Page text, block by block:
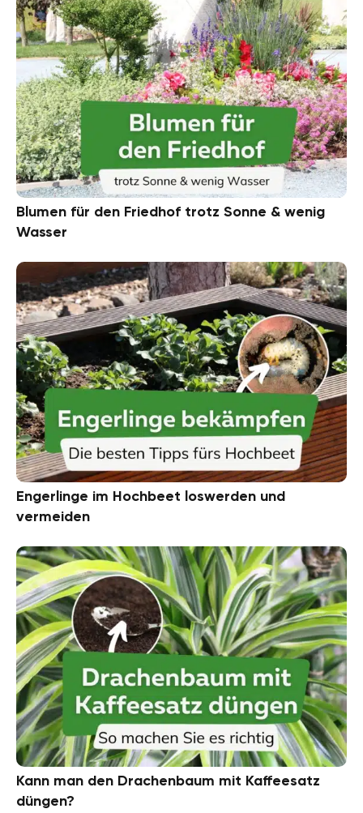
Blumen für den Friedhof trotz Sonne & wenig
Wasser
Engerlinge im Hochbeet loswerden und
vermeiden
Kann man den Drachenbaum mit Kaffeesatz
düngen?